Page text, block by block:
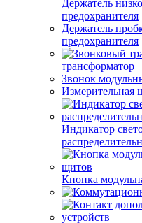
Держатель
предохранителя
Держатель
предохранителя
трансформатор
Звонок
Измерительная
Индикатор
Кнопка